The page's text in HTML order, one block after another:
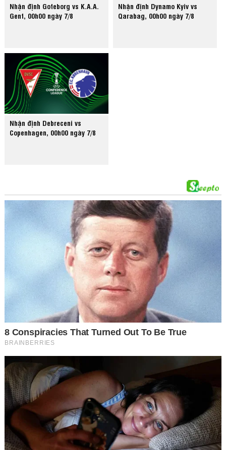
Nhận định Goteborg vs K.A.A.
Gent, 00h00 ngày 7/8
Nhận định Dynamo Kyiv vs
Qarabag, 00h00 ngày 7/8
Nhận định Debreceni vs
Copenhagen, 00h00 ngày 7/8